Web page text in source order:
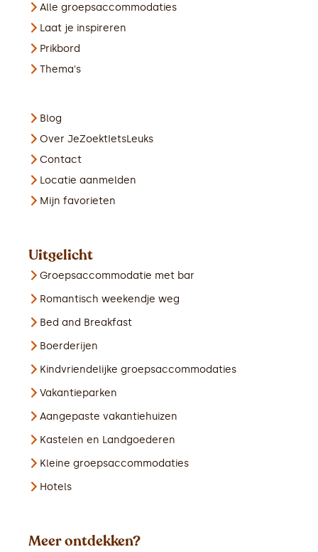
Alle groepsaccommodaties
Laat je inspireren
Prikbord
Thema's
Blog
Over JeZoektIetsLeuks
Contact
Locatie aanmelden
Mijn favorieten
Uitgelicht
Groepsaccommodatie met bar
Romantisch weekendje weg
Bed and Breakfast
Boerderijen
Kindvriendelijke groepsaccommodaties
Vakantieparken
Aangepaste vakantiehuizen
Kastelen en Landgoederen
Kleine groepsaccommodaties
Hotels
Meer ontdekken?